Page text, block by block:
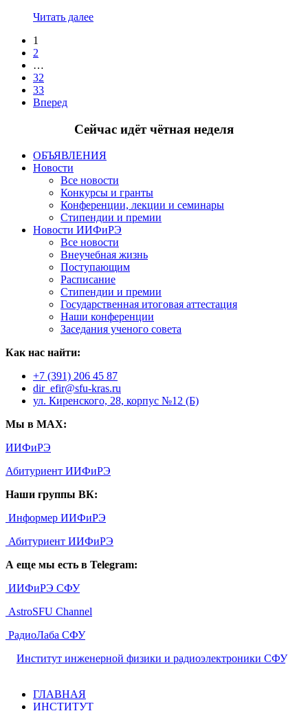
Читать далее
1
2
…
32
33
Вперед
Сейчас идёт чётная неделя
ОБЪЯВЛЕНИЯ
Новости
Все новости
Конкурсы и гранты
Конференции, лекции и семинары
Стипендии и премии
Новости ИИФиРЭ
Все новости
Внеучебная жизнь
Поступающим
Расписание
Стипендии и премии
Государственная итоговая аттестация
Наши конференции
Заседания ученого совета
Как нас найти:
+7 (391) 206 45 87
dir_efir@sfu-kras.ru
ул. Киренского, 28, корпус №12 (Б)
Мы в MAX:
ИИФиРЭ
Абитуриент ИИФиРЭ
Наши группы ВК:
Информер ИИФиРЭ
Абитуриент ИИФиРЭ
А еще мы есть в Telegram:
ИИФиРЭ СФУ
AstroSFU Channel
РадиоЛаба СФУ
Институт инженерной физики и радиоэлектроники СФУ,
ГЛАВНАЯ
ИНСТИТУТ